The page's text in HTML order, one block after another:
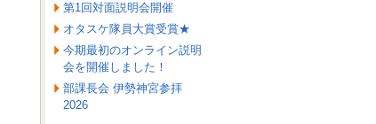
第1回対面説明会開催
オタスケ隊員大賞受賞★
今期最初のオンライン説明
会を開催しました！
部課長会 伊勢神宮参拝
2026